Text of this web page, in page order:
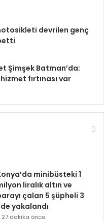
devrilen genç
Şimşek Batman’da:
fırtınası var
minibüsteki 1
liralık altın ve
çalan 5 şüpheli 3
yakalandı
27 dakika önce